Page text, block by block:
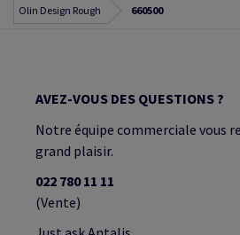
Olin Design Rough 660500
AVEZ-VOUS DES QUESTIONS ?
Notre équipe commerciale vous
grand plaisir.
022 780 11 11
(Vente)